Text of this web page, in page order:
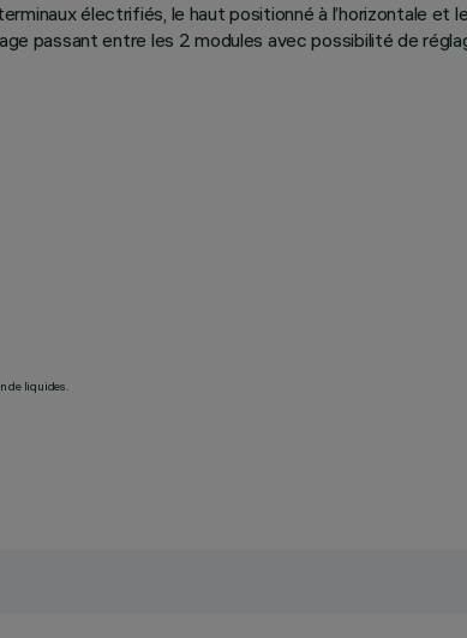
électrifiés, le haut positionné à l’horizontale et
passant entre les 2 modules avec possibilité de
de liquides.